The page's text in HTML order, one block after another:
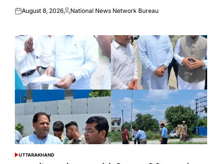
Posted
August 8, 2026Posted
National News Network Bureau
POSTED
UTTARAKHAND